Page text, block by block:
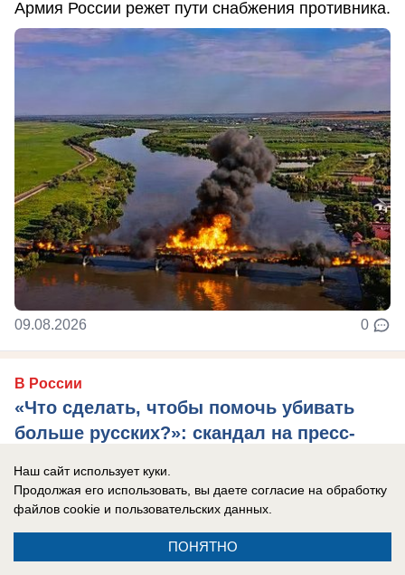
Армия России режет пути снабжения противника.
09.08.2026 0
В России
«Что сделать, чтобы помочь убивать
больше русских?»: скандал на пресс-
шокировал россиян
Вопрос немецкого журналиста показал истинное
лицо Германии и Европы.
Наш сайт использует куки.
Продолжая его использовать, вы даете согласие на обработку
файлов cookie и пользовательских данных.
ПОНЯТНО